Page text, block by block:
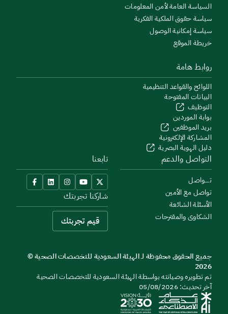
السياسة العامة لأمن المعلومات
سياسة حقوق الملكية الفكرية
سياسة إمكانية الوصول
خريطة الموقع
روابط هامة
اللوائح والقواعد التنظيمية
البيانات المفتوحة
التوظيف
بوابة الموردين
بريد الموظفين
المشاركة الإلكترونية
دليل الهوية البصرية
التواصل والدعم
تــــواصل
تواصل مع الأمين
الأسئلة الشائعة
الشكاوى والمقترحات
تابعنا
شاركنا تجربتك
قيم تجربتك
جميع الحقوق محفوظة لـ الهيئة السعودية للتخصصات الصحية ©
2026
تم تطويره وصيانته بواسطة الهيئة السعودية للتخصصات الصحية
آخر تحديث: 05/08/2026